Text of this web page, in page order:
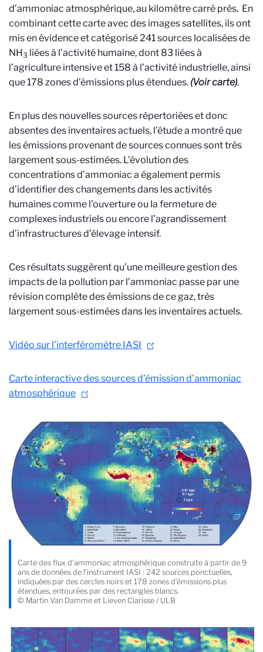
d’ammoniac atmosphérique, au kilomètre carré près. En
combinant cette carte avec des images satellites, ils ont
mis en évidence et catégorisé 241 sources localisées de
NH3 liées à l’activité humaine, dont 83 liées à
l’agriculture intensive et 158 à l’activité industrielle, ainsi
que 178 zones d’émissions plus étendues. (Voir carte).
En plus des nouvelles sources répertoriées et donc
absentes des inventaires actuels, l’étude a montré que
les émissions provenant de sources connues sont très
largement sous-estimées. L’évolution des
concentrations d’ammoniac a également permis
d’identifier des changements dans les activités
humaines comme l’ouverture ou la fermeture de
complexes industriels ou encore l’agrandissement
d’infrastructures d’élevage intensif.
Ces résultats suggèrent qu’une meilleure gestion des
impacts de la pollution par l’ammoniac passe par une
révision complète des émissions de ce gaz, très
largement sous-estimées dans les inventaires actuels.
Vidéo sur l’interféromètre IASI
Carte interactive des sources d’émission d’ammoniac
atmosphérique
Carte des flux d’ammoniac atmosphérique construite à partir de 9
ans de données de l’instrument IASI : 242 sources ponctuelles,
indiquées par des cercles noirs et 178 zones d’émissions plus
étendues, entourées par des rectangles blancs.
© Martin Van Damme et Lieven Clarisse / ULB